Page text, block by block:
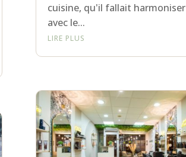
cuisine, qu'il fallait harmoniser
avec le...
LIRE PLUS